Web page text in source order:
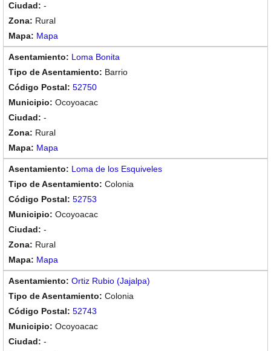
-
Rural
Mapa
Loma Bonita
Barrio
52750
Ocoyoacac
-
Rural
Mapa
Loma de los Esquiveles
Colonia
52753
Ocoyoacac
-
Rural
Mapa
Ortiz Rubio (Jajalpa)
Colonia
52743
Ocoyoacac
-